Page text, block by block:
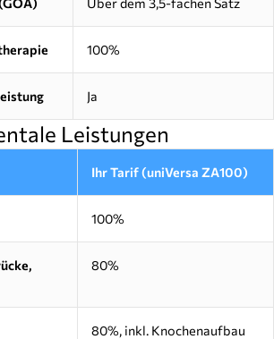
100%
Ja
Leistungen
Ihr Tarif (uniVersa ZA100)
100%
80%
80%, inkl. Knochenaufbau